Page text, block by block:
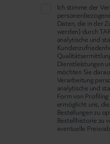
Ich stimme der
Daten, die in der
werden) durch
analytische und
Dienstleistungen
möchten Sie
Verarbeitung
analytische und
Form von
ermöglicht uns,
Bestellungen zu
Bestellhistorie zu
eventuelle